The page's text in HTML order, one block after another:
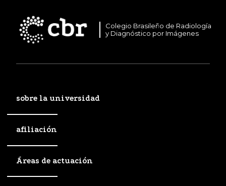
Colegio Brasileño de Radiología
y Diagnóstico por Imágenes
sobre la universidad
afiliación
Áreas de actuación